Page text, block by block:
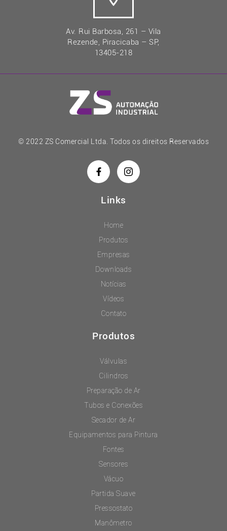
Av. Rui Barbosa, 261 – Vila
Rezende, Piracicaba – SP,
13405-218
© 2022 ZS Comercial Ltda. Todos os direitos Reservados
Links
Home
Produtos
Empresas
Downloads
Notícias
Vídeos
Contato
Produtos
Válvulas
Cilindros
Preparação de Ar
Tubos e Conexões
Secador de Ar
Equipamentos para Pintura
Fontes
Sensores
Vácuo
Partida Suave
Pressostato
Manômetro